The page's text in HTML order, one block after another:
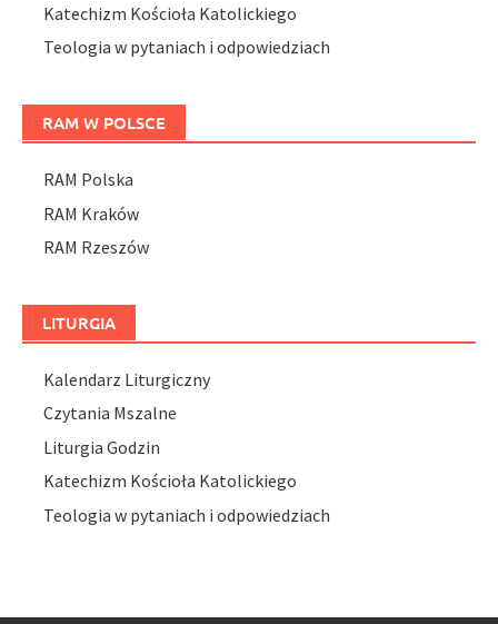
Katechizm Kościoła Katolickiego
Teologia w pytaniach i odpowiedziach
RAM W POLSCE
RAM Polska
RAM Kraków
RAM Rzeszów
LITURGIA
Kalendarz Liturgiczny
Czytania Mszalne
Liturgia Godzin
Katechizm Kościoła Katolickiego
Teologia w pytaniach i odpowiedziach